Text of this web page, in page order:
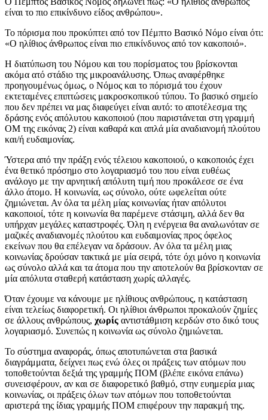
είναι το πιο επικίνδυνο είδος ανθρώπου».
Το πόρισμα που προκύπτει από τον Πέμπτο Βασικό Νόμο είναι ότι:
«Ο ηλίθιος άνθρωπος είναι πιο επικίνδυνος από τον κακοποιό».
Η διατύπωση του Νόμου και του πορίσματος του βρίσκονται
ακόμα ατό στάδιο της μικροανάλυσης. Όπως αναφέρθηκε
προηγουμένως όμως, ο Νόμος και το πόρισμά του έχουν
εκτεταμένες επιπτώσεις μακροσκοπικού τύπου. Το βασικό σημείο
που δεν πρέπει να μας διαφεύγει είναι αυτό: το αποτέλεσμα της
δράσης ενός απόλυτου κακοποιού (που παριστάνεται στη γραμμή
ΟΜ της εικόνας 2) είναι καθαρά και απλά μία αναδιανομή πλούτου
και/ή ευδαιμονίας.
Ύστερα από την πράξη ενός τέλειου κακοποιού, ο κακοποιός έχει
ένα θετικό πρόσημο στο λογαριασμό του που είναι ευθέως
ανάλογο με την αρνητική απόλυτη τιμή που προκάλεσε σε ένα
άλλο άτομο. Η κοινωνία, ως σύνολο, ούτε ωφελείται ούτε
ζημιώνεται. Αν όλα τα μέλη μίας κοινωνίας ήταν απόλυτοι
κακοποιοί, τότε η κοινωνία θα παρέμενε στάσιμη, αλλά δεν θα
υπήρχαν μεγάλες καταστροφές. Όλη η ενέργεια θα αναλωνόταν σε
μαζικές αναδιανομές πλούτου και ευδαιμονίας προς όφελος
εκείνων που θα επέλεγαν να δράσουν. Αν όλα τα μέλη μιας
κοινωνίας δρούσαν τακτικά με μία σειρά, τότε όχι μόνο η κοινωνία
ως σύνολο αλλά και τα άτομα που την αποτελούν θα βρίσκονταν σε
μία απόλυτα σταθερή κατάσταση χωρίς αλλαγές.
Όταν έχουμε να κάνουμε με ηλίθιους ανθρώπους, η κατάσταση
είναι τελείως διαφορετική. Οι ηλίθιοι άνθρωποι προκαλούν ζημίες
σε άλλους ανθρώπους, χωρίς αντιστάθμιση κερδών στο δικό τους
λογαριασμό. Συνεπώς η κοινωνία ως σύνολο ζημιώνεται.
Το σύστημα αναφοράς, όπως αποτυπώνεται στα βασικά
διαγράμματα, δείχνει πως ενώ όλες οι πράξεις των ατόμων που
τοποθετούνται δεξιά της γραμμής ΠΟΜ (βλέπε εικόνα επάνω)
συνεισφέρουν, αν και σε διαφορετικό βαθμό, στην ευημερία μιας
κοινωνίας, οι πράξεις όλων των ατόμων που τοποθετούνται
αριστερά της ίδιας γραμμής ΠΟΜ επιφέρουν την παρακμή της.